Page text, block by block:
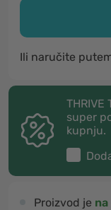
Ili naručite
THRIVE
super
kupnju.
Proizvod je